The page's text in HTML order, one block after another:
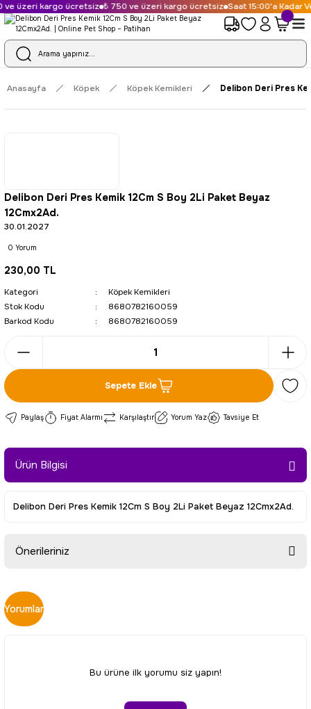
üzeri kargo ücretsiz ₺ 750 ve üzeri kargo ücretsiz Saat 15:00'a Kadar
Anasayfa Köpek Köpek Kemikleri Delibon Deri Pres
Delibon Deri Pres Kemik 12Cm S Boy 2Li Paket Beyaz
12Cmx2Ad.
30.01.2027
0 Yorum
230,00 TL
Kategori
Köpek Kemikleri
Stok Kodu
8680782160059
Barkod Kodu
8680782160059
Sepete Ekle
Paylaş Fiyat Alarmı Karşılaştır Yorum Yaz Tavsiye Et
Ürün Bilgisi
Delibon Deri Pres Kemik 12Cm S Boy 2Li Paket Beyaz 12Cmx2Ad.
Önerileriniz
Bu ürünün fiyat bilgisi, resim, ürün açıklamalarında ve diğer
konularda yetersiz gördüğünüz noktaları öneri formunu
kullanarak tarafımıza iletebilirsiniz.
Ürün resmi kalitesiz, bozuk veya görüntülenemiyor.
Yorumlar
Bu ürüne ilk yorumu siz yapın!